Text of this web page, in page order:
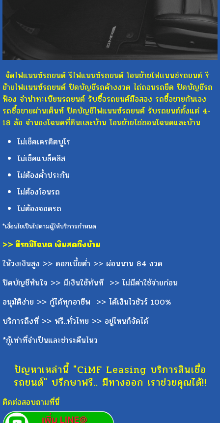
จัดไฟแนนซ์รถยนต์ รีไฟแนนซ์รถยนต์ โอนย้ายไฟเเนนซ์รถยนต์ รี
ย้ายไฟเเนนซ์รถยนต์ ปิดบัญชีรถค้างงวด ไถ่ถอนรถยึด ปิดบัญชีรถ
ฟ้อง จำนำทะเบียนรถยนต์ รับซื้อรถยนต์มือสอง รถชื้อขายกันเอง
รถซื้อขายผ่านเต็นท์ ปิดบัญชีไฟแนนซ์รถยนต์ รับรถยนต์ตั้งแต่ 4-
18 ล้อ จำนองโฉนดที่ดินเเละบ้าน โอนย้ายไถ่ถอนโฉนดและบ้าน
ไม่เช็คเครดิตบูโร
ไม่เช็คแบล็คลิส
ไม่ต้องค้ำประกัน
ไม่ต้องโอนรถ
ไม่ต้องจอดรถ
*เงื่อนไขเป็นไปตามผู้ให้บริการกำหนด
>> มีรถมีโฉนด เงินสดถึงบ้าน
ให้วงเงินสูง >> ดอกเบี้ยต่ำ >> ผ่อนนาน 84 งวด
ปิดบัญชีทันใจ >> มีเงินใช้ทันที >> ไม่มีค่าใช้จ่ายก่อน
อนุมัติง่าย >> กู้ได้ทุกอาชีพ >> ได้เงินไวชัวร์ 100%
บริการถึงที่ >> ฟรี..ทั่วไทย >> อยู่ไหนก็จัดได้
*กู้เท่าที่จำเป็นและชำระคืนไหว
ปัญหาเหล่านี้ "CiMF Leasing บริการสินเชื่อ
รถยนต์" ปรึกษาฟรี.. มีทางออก เราช่วยคุณได้!!
ติดต่อสอบถามที่นี่